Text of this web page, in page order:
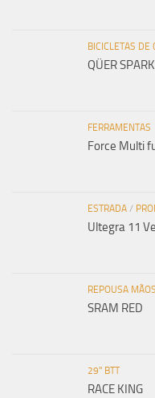
BICICLETAS DE
QÜER
FERRAMENTAS
Force Multi
ESTRADA /
Ultegra 11
REPOUSA MÃOS
SRAM RED
29" BTT
RACE KING